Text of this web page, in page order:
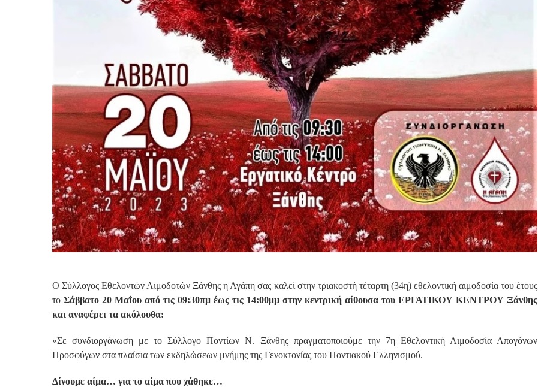
Ο Σύλλογος Εθελοντών Αιμοδοτών Ξάνθης η Αγάπη σας καλεί στην τριακοστή τέταρτη (34η) εθελοντική αιμοδοσία του έτους
το Σάββατο 20 Μαΐου από τις 09:30πμ έως τις 14:00μμ στην κεντρική αίθουσα του ΕΡΓΑΤΙΚΟΥ ΚΕΝΤΡΟΥ Ξάνθης
και αναφέρει τα ακόλουθα:
«Σε συνδιοργάνωση με το Σύλλογο Ποντίων Ν. Ξάνθης πραγματοποιούμε την 7η Εθελοντική Αιμοδοσία Απογόνων
Προσφύγων στα πλαίσια των εκδηλώσεων μνήμης της Γενοκτονίας του Ποντιακού Ελληνισμού.
Δίνουμε αίμα… για το αίμα που χάθηκε…